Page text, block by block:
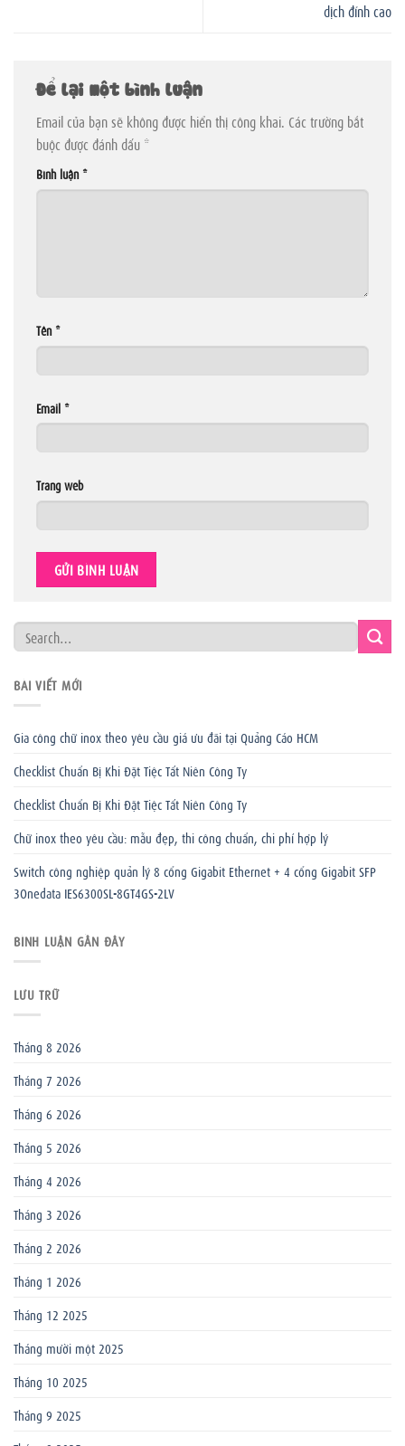
dịch đỉnh cao
Để lại một bình luận
Email của bạn sẽ không được hiển thị công khai. Các trường bắt
buộc được đánh dấu *
Bình luận *
Tên *
Email *
Trang web
BÀI VIẾT MỚI
Gia công chữ inox theo yêu cầu giá ưu đãi tại Quảng Cáo HCM
Checklist Chuẩn Bị Khi Đặt Tiệc Tất Niên Công Ty
Checklist Chuẩn Bị Khi Đặt Tiệc Tất Niên Công Ty
Chữ inox theo yêu cầu: mẫu đẹp, thi công chuẩn, chi phí hợp lý
Switch công nghiệp quản lý 8 cổng Gigabit Ethernet + 4 cổng Gigabit SFP
3Onedata IES6300SL-8GT4GS-2LV
BÌNH LUẬN GẦN ĐÂY
LƯU TRỮ
Tháng 8 2026
Tháng 7 2026
Tháng 6 2026
Tháng 5 2026
Tháng 4 2026
Tháng 3 2026
Tháng 2 2026
Tháng 1 2026
Tháng 12 2025
Tháng mười một 2025
Tháng 10 2025
Tháng 9 2025